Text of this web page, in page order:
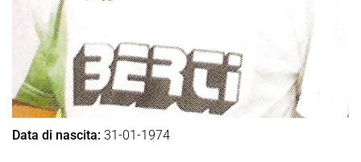
Data di nascita: 31-01-1974